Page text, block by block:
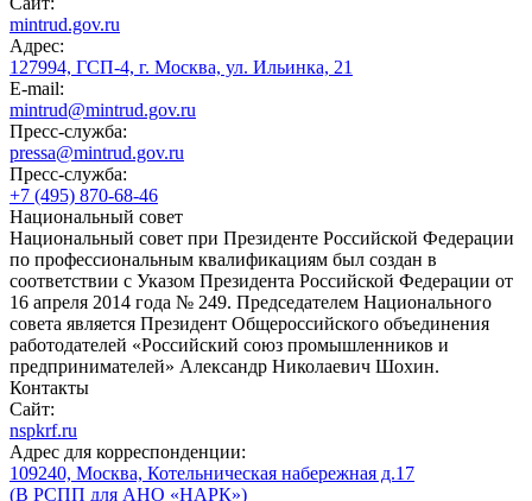
mintrud.gov.ru
Адрес:
127994, ГСП-4, г. Москва, ул. Ильинка, 21
E-mail:
mintrud@mintrud.gov.ru
Пресс-служба:
pressa@mintrud.gov.ru
Пресс-служба:
+7 (495) 870-68-46
Национальный совет
Национальный совет при Президенте Российской Федерации
по профессиональным квалификациям был создан в
соответствии с Указом Президента Российской Федерации от
16 апреля 2014 года № 249. Председателем Национального
совета является Президент Общероссийского объединения
работодателей «Российский союз промышленников и
предпринимателей» Александр Николаевич Шохин.
Контакты
Сайт:
nspkrf.ru
Адрес для корреспонденции:
109240, Москва, Котельническая набережная д.17
(В РСПП для АНО «НАРК»)